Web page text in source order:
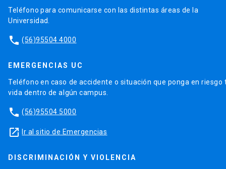
Teléfono para comunicarse con las distintas áreas de la
Universidad.
phone (56)95504 4000
EMERGENCIAS UC
Teléfono en caso de accidente o situación que ponga en riesgo
vida dentro de algún campus.
phone (56)95504 5000
launch Ir al sitio de Emergencias
DISCRIMINACIÓN Y VIOLENCIA